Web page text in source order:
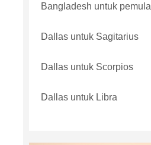
Bangladesh untuk pemula
Dallas untuk Sagitarius
Dallas untuk Scorpios
Dallas untuk Libra